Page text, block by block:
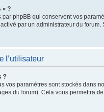
» ?
phpBB qui conservent vos
par un administrateur du
l’utilisateur
?
vos paramètres sont stockés dans
du forum). Cela vous permettra